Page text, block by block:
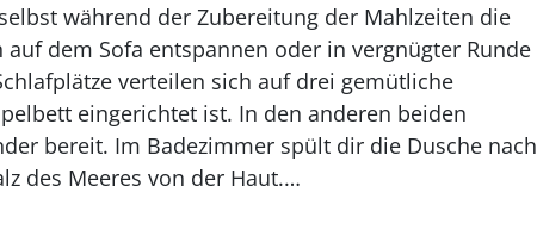
während der Zubereitung der Mahlzeiten die
dem Sofa entspannen oder in vergnügter Runde
verteilen sich auf drei gemütliche
eingerichtet ist. In den anderen beiden
bereit. Im Badezimmer spült dir die Dusche nach
des Meeres von der Haut.